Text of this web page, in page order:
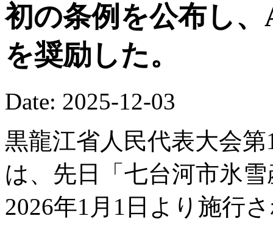
初の条例を公布し
を奨励した。
Date: 2025-12-03
黒龍江省人民代表大会
は、先日「七台河市氷
2026年1月1日より施行